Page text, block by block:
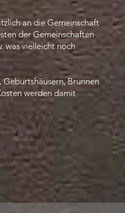
an die Gemeinschaft
der Gemeinschaften
was vielleicht noch
Geburtshäusern, Brunnen
werden damit